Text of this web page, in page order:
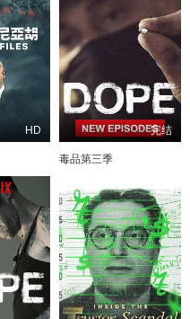
HD 完结
毒品第三季